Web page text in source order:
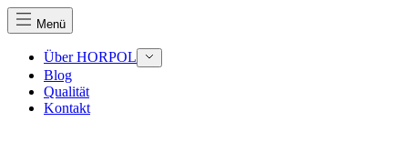
Menü
Über HORPOL
Blog
Qualität
Kontakt